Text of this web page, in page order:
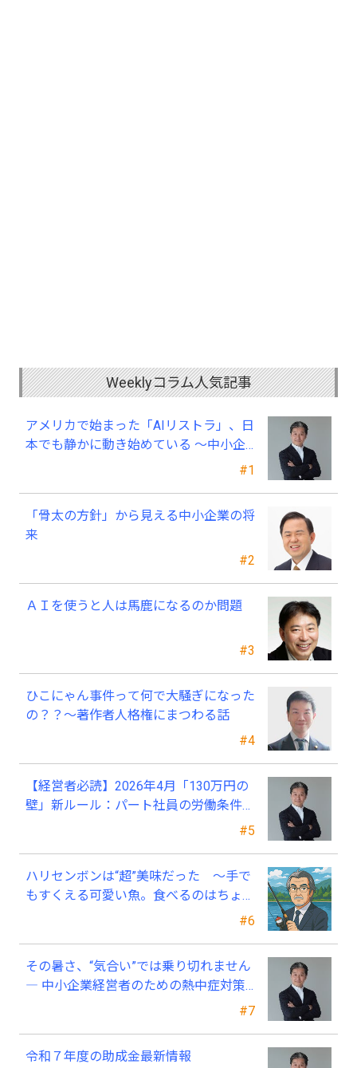
Weeklyコラム人気記事
#1
アメリカで始まった「AIリストラ」、日
本でも静かに動き始めている ～中小企
業経営者が今、見直すべき採用・業務・
#2
「骨太の方針」から見える中小企業の将
来
#3
ＡＩを使うと人は馬鹿になるのか問題
#4
ひこにゃん事件って何で大騒ぎになった
の？？～著作者人格権にまつわる話
#5
【経営者必読】2026年4月「130万円の
壁」新ルール：パート社員の労働条件通
#6
ハリセンボンは“超”美味だった ～手で
もすくえる可愛い魚。食べるのはちょっ
#7
その暑さ、“気合い”では乗り切れません
― 中小企業経営者のための熱中症対策
令和７年度の助成金最新情報